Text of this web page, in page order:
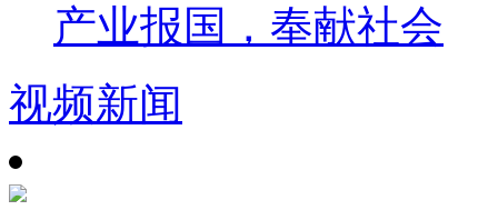
产业报国，奉献社会
视频新闻